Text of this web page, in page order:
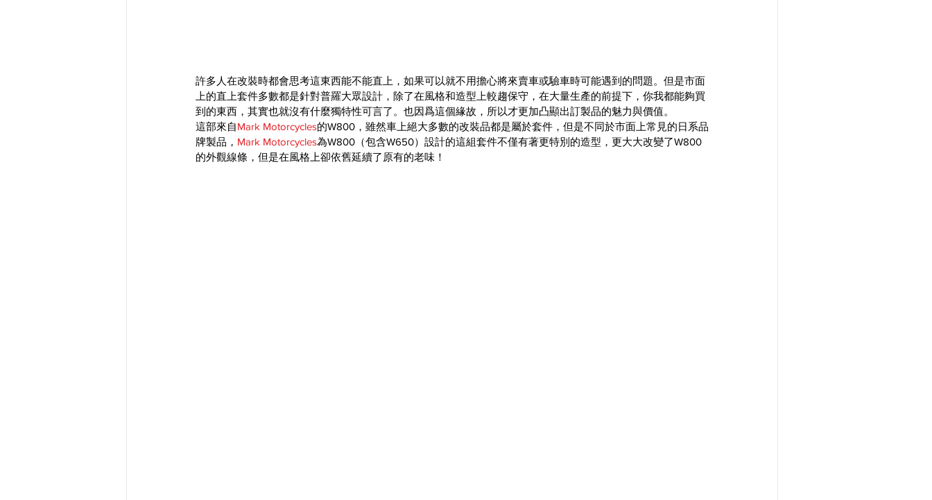
許多人在改裝時都會思考這東西能不能直上，如果可以就不用擔心將來賣車或驗車時可能遇到的問題。但是市面
上的直上套件多數都是針對普羅大眾設計，除了在風格和造型上較趨保守，在大量生產的前提下，你我都能夠買
到的東西，其實也就沒有什麼獨特性可言了。也因爲這個緣故，所以才更加凸顯出訂製品的魅力與價值。
這部來自Mark Motorcycles的W800，雖然車上絕大多數的改裝品都是屬於套件，但是不同於市面上常見的日系品
牌製品， Mark Motorcycles為W800（包含W650）設計的這組套件不僅有著更特別的造型，更大大改變了W800
的外觀線條，但是在風格上卻依舊延續了原有的老味！